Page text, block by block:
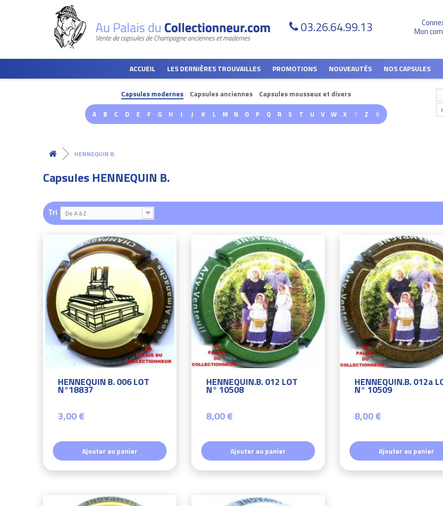
03.26.64.99.13 Mon
ACCUEIL LES DERNIÈRES TROUVAILLES PROMOTIONS NOUVEAUTÉS NOS CAPSULES
Capsules modernes Capsules anciennes Capsules mousseux et divers
A B C D E F G H I J K L M N O P Q R S T U V W X Y Z #
HENNEQUIN B.
Capsules HENNEQUIN B.
Tri De A à Z
HENNEQUIN B. 006 LOT
N°18837
3,00 €
Ajouter au panier
HENNEQUIN.B. 012 LOT
N° 10508
8,00 €
Ajouter au panier
HENNEQUIN.B. 012a
N° 10509
8,00 €
Ajouter au panier